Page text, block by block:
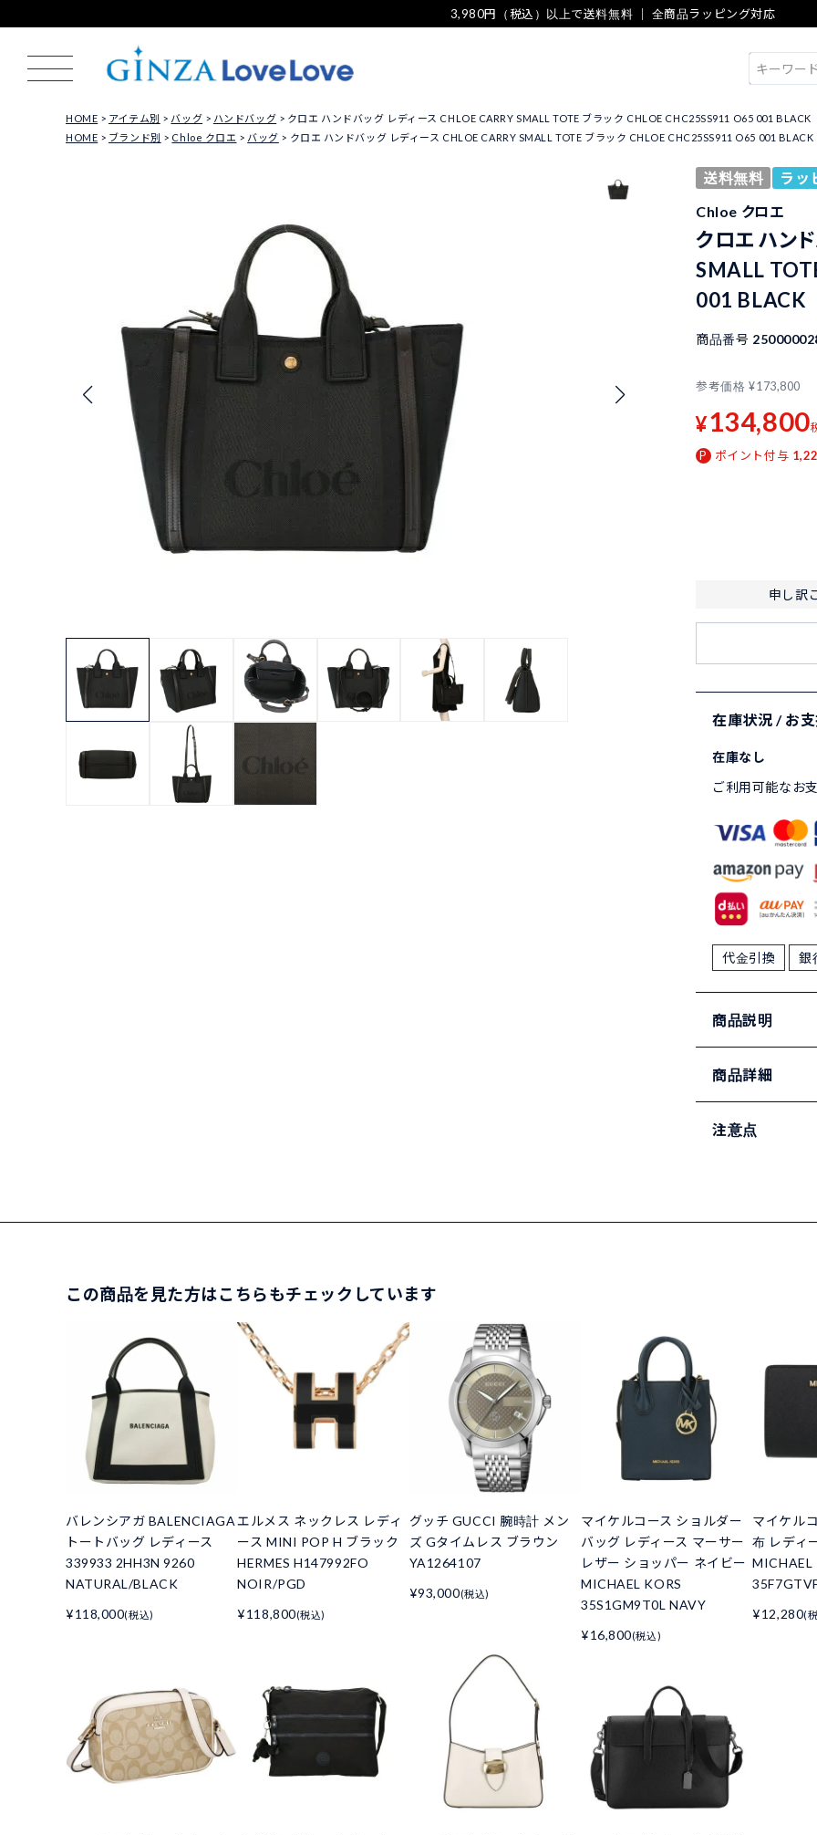
3,980円（税込）以上で送料無料 ｜ 全商品ラッピング対応
HOME アイテム別 バッグ ハンドバッグ
クロエ ハンドバッグ レディース CHLOE CARRY SMALL TOTE ブラック CHLOE CHC25SS911 O65 001 BLACK
HOME
ブランド別 Chloe クロエ バッグ クロエ ハンドバッグ レディース CHLOE CARRY SMALL TOTE ブラック CHLOE CHC25SS911 O65 001 BLACK
送料無料
ラッ
Chloe クロエ
クロエ ハン
SMALL
001 BLACK
商品番号
参考価格 ¥173,800
¥134,800
ポイント付与
申し訳
在庫状況 / お
在庫なし
ご利用可能なお
代金引換 銀
商品説明
商品詳細
注意点
この商品を見た方はこちらもチェックしています
バレンシアガ BALENCIAGA
トートバッグ レディース
339933 2HH3N 9260
NATURAL/BLACK
¥118,000(税込)
エルメス ネックレス レディ
ース MINI POP H ブラック
HERMES H147992FO
NOIR/PGD
¥118,800(税込)
グッチ GUCCI 腕時計 メン
ズ Gタイムレス ブラウン
YA1264107
¥93,000(税込)
マイケルコース ショルダー
バッグ レディース マーサー
レザー ショッパー ネイビー
MICHAEL KORS
35S1GM9T0L NAVY
¥16,800(税込)
マイケル
布 レディ
MICHAEL
¥12,280(